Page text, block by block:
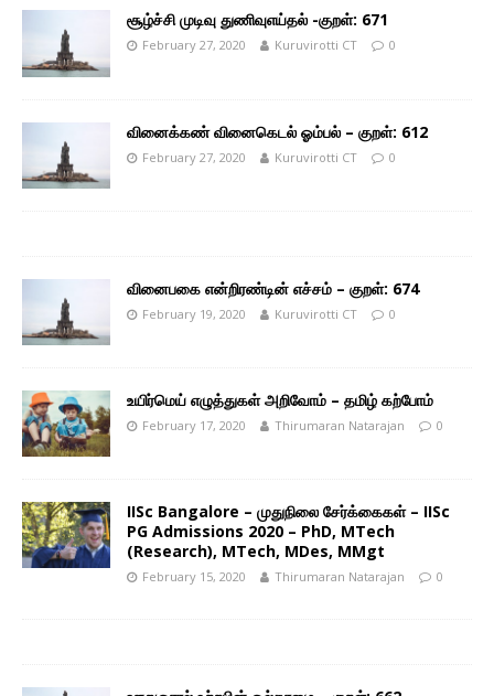
சூழ்ச்சி முடிவு துணிவுஎய்தல் -குறள்: 671
February 27, 2020 Kuruvirotti CT 0
வினைக்கண் வினைகெடல் ஓம்பல் – குறள்: 612
February 27, 2020 Kuruvirotti CT 0
வினைபகை என்றிரண்டின் எச்சம் – குறள்: 674
February 19, 2020 Kuruvirotti CT 0
உயிர்மெய் எழுத்துகள் அறிவோம் – தமிழ் கற்போம்
February 17, 2020 Thirumaran Natarajan 0
IISc Bangalore – முதுநிலை சேர்க்கைகள் – IISc
PG Admissions 2020 – PhD, MTech
(Research), MTech, MDes, MMgt
February 15, 2020 Thirumaran Natarajan 0